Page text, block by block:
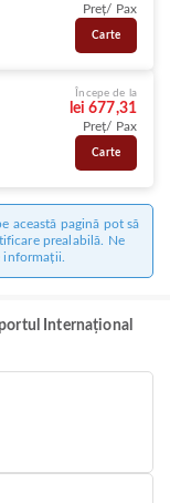
Preț/ Pax
Carte
Începe de la
lei 677,31
Preț/ Pax
Carte
această pagină pot să
prealabilă. Ne
informații.
Internațional